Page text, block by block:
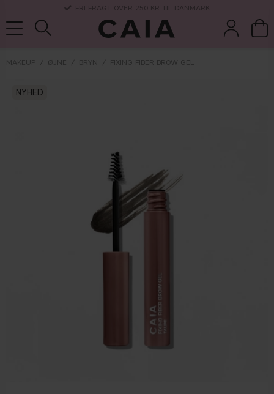
FRI FRAGT OVER 250 KR TIL DANMARK
MAKEUP ØJNE BRYN FIXING FIBER BROW GEL
NYHED